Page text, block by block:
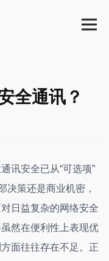
全通讯？
讯安全已从“可选项”
决策还是商业机密，
日益复杂的网络安全
然在便利性上表现优
面往往存在不足。正